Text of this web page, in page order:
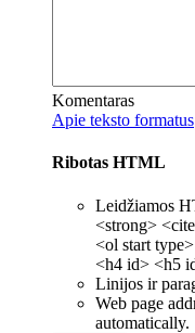
Komentaras
Apie teksto formatus
Ribotas HTML
Leidžiamos
<strong>
<ol start
<h4 id> <h5
Linijos ir
Web page
automatically.